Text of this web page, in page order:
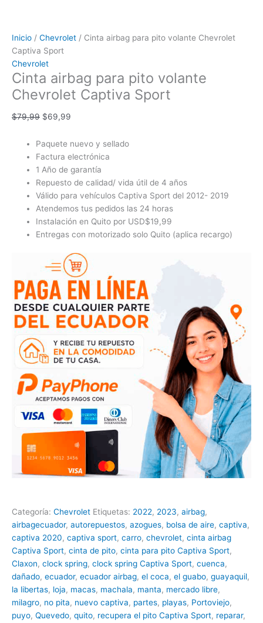
Inicio / Chevrolet / Cinta airbag para pito volante Chevrolet
Captiva Sport
Chevrolet
Cinta airbag para pito volante
Chevrolet Captiva Sport
$79,99 $69,99
Paquete nuevo y sellado
Factura electrónica
1 Año de garantía
Repuesto de calidad/ vida útil de 4 años
Válido para vehículos Captiva Sport del 2012- 2019
Atendemos tus pedidos las 24 horas
Instalación en Quito por USD$19,99
Entregas con motorizado solo Quito (aplica recargo)
Categoría: Chevrolet Etiquetas: 2022, 2023, airbag,
airbagecuador, autorepuestos, azogues, bolsa de aire, captiva,
captiva 2020, captiva sport, carro, chevrolet, cinta airbag
Captiva Sport, cinta de pito, cinta para pito Captiva Sport,
Claxon, clock spring, clock spring Captiva Sport, cuenca,
dañado, ecuador, ecuador airbag, el coca, el guabo, guayaquil,
la libertas, loja, macas, machala, manta, mercado libre,
milagro, no pita, nuevo captiva, partes, playas, Portoviejo,
puyo, Quevedo, quito, recupera el pito Captiva Sport, reparar,